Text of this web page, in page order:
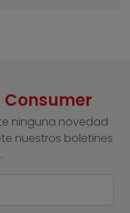
Consumer
ninguna novedad
nuestros boletines